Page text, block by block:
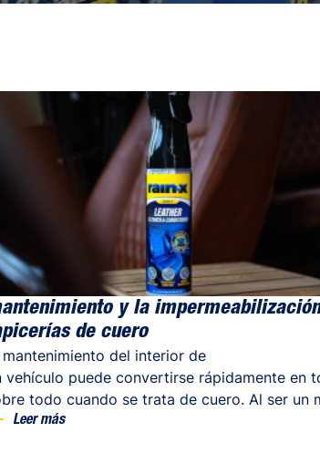
solución integral para la limpieza, el
y la
de cuero
mantenimiento del interior de
vehículo puede convertirse rápidamente en
todo cuando se trata de cuero. Al ser un
a los rayos UV, a las manchas y al
Leer más